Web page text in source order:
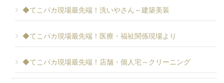
◆てこパカ現場最先端！洗いやさん～建築美装
◆てこパカ現場最先端！医療・福祉関係現場より
◆てこパカ現場最先端！店舗・個人宅～クリーニング